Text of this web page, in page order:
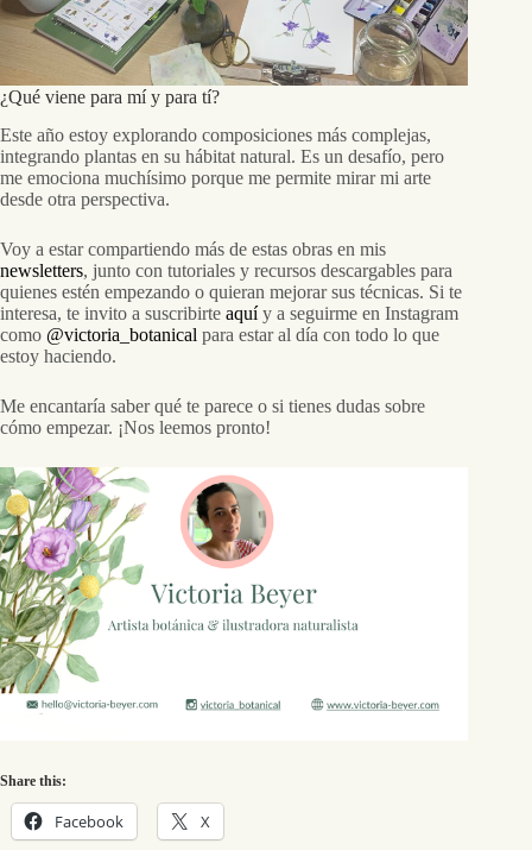
¿Qué viene para mí y para tí?
Este año estoy explorando composiciones más complejas,
integrando plantas en su hábitat natural. Es un desafío, pero
me emociona muchísimo porque me permite mirar mi arte
desde otra perspectiva.
Voy a estar compartiendo más de estas obras en mis
newsletters, junto con tutoriales y recursos descargables para
quienes estén empezando o quieran mejorar sus técnicas. Si te
interesa, te invito a suscribirte aquíy a seguirme en Instagram
como @victoria_botanical para estar al día con todo lo que
estoy haciendo.
Me encantaría saber qué te parece o si tienes dudas sobre
cómo empezar. ¡Nos leemos pronto!
Share this:
Facebook X